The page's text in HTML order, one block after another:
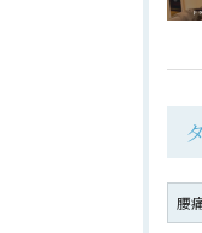
腰